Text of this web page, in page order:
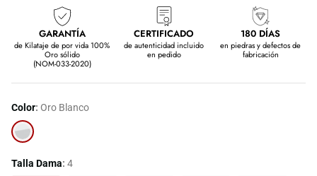
GARANTÍA
de Kilataje de por vida 100%
Oro sólido
(NOM-033-2020)
CERTIFICADO
de autenticidad incluido
en pedido
180 DÍAS
en piedras y defectos de
fabricación
Color Oro Blanco
Oro
Blanco
Talla Dama 4